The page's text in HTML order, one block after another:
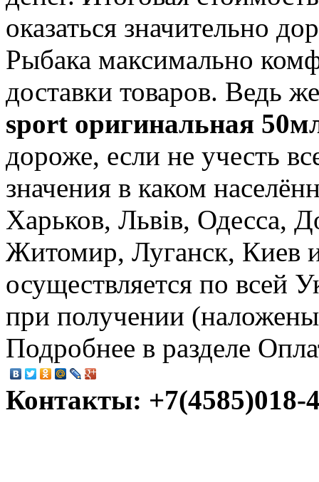
оказаться значительно
Рыбака максимально
доставки товаров. Ведь
sport оригинальная
дороже, если не учесть
значения в каком
Харьков, Львів, Одесса,
Житомир, Луганск, Киев
осуществляется по всей
при получении
Подробнее в разделе
Контакты: